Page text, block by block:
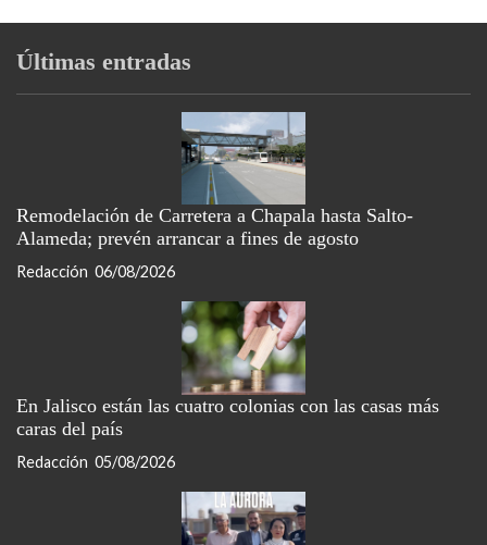
Últimas entradas
Remodelación de Carretera a Chapala hasta Salto-
Alameda; prevén arrancar a fines de agosto
Redacción 06/08/2026
En Jalisco están las cuatro colonias con las casas más
caras del país
Redacción 05/08/2026